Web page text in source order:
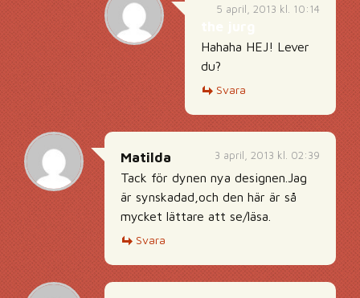
5 april, 2013 kl. 10:14
Hahaha HEJ! Lever
du?
Svara
3 april, 2013 kl. 02:39
Matilda
Tack för dynen nya designen.Jag
är synskadad,och den här är så
mycket lättare att se/läsa.
Svara